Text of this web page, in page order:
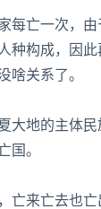
每亡一次，
种构成，因
啥关系了。
大地的主体民
国。
亡来亡去也